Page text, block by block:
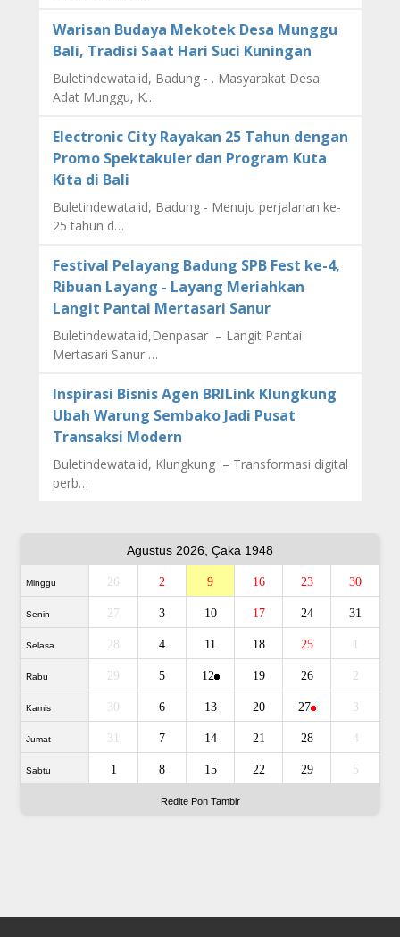
Warisan Budaya Mekotek Desa Munggu
Bali, Tradisi Saat Hari Suci Kuningan
Buletindewata.id, Badung - . Masyarakat Desa
Adat Munggu, K…
Electronic City Rayakan 25 Tahun dengan
Promo Spektakuler dan Program Kuta
Kita di Bali
Buletindewata.id, Badung - Menuju perjalanan ke-
25 tahun d…
Festival Pelayang Badung SPB Fest ke-4,
Ribuan Layang - Layang Meriahkan
Langit Pantai Mertasari Sanur
Buletindewata.id,Denpasar – Langit Pantai
Mertasari Sanur …
Inspirasi Bisnis Agen BRILink Klungkung
Ubah Warung Sembako Jadi Pusat
Transaksi Modern
Buletindewata.id, Klungkung – Transformasi digital
perb…
Agustus 2026, Çaka 1948
Minggu 26 2 9 16 23 30
Senin 27 3 10 17 24 31
Selasa 28 4 11 18 25
Rabu 29 5 12 19 26 2
Kamis 30 6 13 20 27 3
Jumat 31 7 14 21 28 4
Sabtu 1 8 15 22 29 5
Redite Pon Tambir